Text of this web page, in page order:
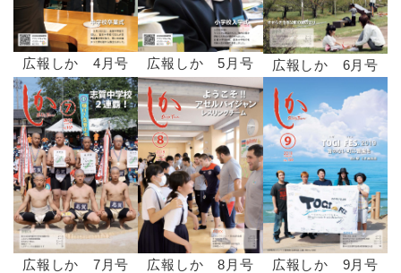
広報しか 4月号 広報しか 5月号 広報しか 6月号
広報しか 7月号 広報しか 8月号 広報しか 9月号